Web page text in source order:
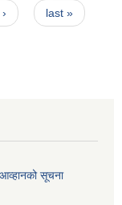
last »
सूचना